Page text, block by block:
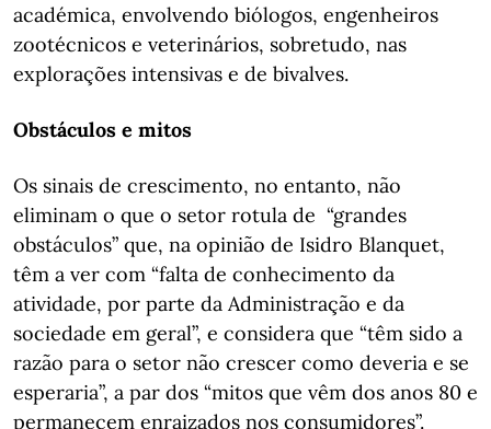
académica, envolvendo biólogos, engenheiros
zootécnicos e veterinários, sobretudo, nas
explorações intensivas e de bivalves.
Obstáculos e mitos
Os sinais de crescimento, no entanto, não
eliminam o que o setor rotula de “grandes
obstáculos” que, na opinião de Isidro Blanquet,
têm a ver com “falta de conhecimento da
atividade, por parte da Administração e da
sociedade em geral”, e considera que “têm sido a
razão para o setor não crescer como deveria e se
esperaria”, a par dos “mitos que vêm dos anos 80 e
permanecem enraizados nos consumidores”.